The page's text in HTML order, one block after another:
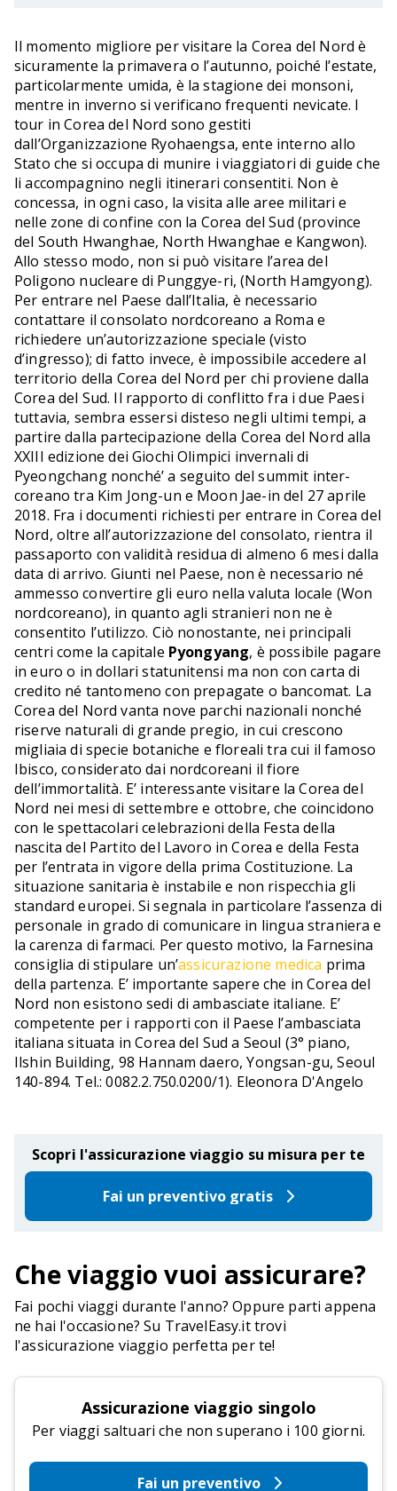
Il momento migliore per visitare la Corea del Nord è
sicuramente la primavera o l’autunno, poiché l’estate,
particolarmente umida, è la stagione dei monsoni,
mentre in inverno si verificano frequenti nevicate. I
tour in Corea del Nord sono gestiti
dall’Organizzazione Ryohaengsa, ente interno allo
Stato che si occupa di munire i viaggiatori di guide che
li accompagnino negli itinerari consentiti. Non è
concessa, in ogni caso, la visita alle aree militari e
nelle zone di confine con la Corea del Sud (province
del South Hwanghae, North Hwanghae e Kangwon).
Allo stesso modo, non si può visitare l’area del
Poligono nucleare di Punggye-ri, (North Hamgyong).
Per entrare nel Paese dall’Italia, è necessario
contattare il consolato nordcoreano a Roma e
richiedere un’autorizzazione speciale (visto
d’ingresso); di fatto invece, è impossibile accedere al
territorio della Corea del Nord per chi proviene dalla
Corea del Sud. Il rapporto di conflitto fra i due Paesi
tuttavia, sembra essersi disteso negli ultimi tempi, a
partire dalla partecipazione della Corea del Nord alla
XXIII edizione dei Giochi Olimpici invernali di
Pyeongchang nonché’ a seguito del summit inter-
coreano tra Kim Jong-un e Moon Jae-in del 27 aprile
2018. Fra i documenti richiesti per entrare in Corea del
Nord, oltre all’autorizzazione del consolato, rientra il
passaporto con validità residua di almeno 6 mesi dalla
data di arrivo. Giunti nel Paese, non è necessario né
ammesso convertire gli euro nella valuta locale (Won
nordcoreano), in quanto agli stranieri non ne è
consentito l’utilizzo. Ciò nonostante, nei principali
centri come la capitale Pyongyang, è possibile pagare
in euro o in dollari statunitensi ma non con carta di
credito né tantomeno con prepagate o bancomat. La
Corea del Nord vanta nove parchi nazionali nonché
riserve naturali di grande pregio, in cui crescono
migliaia di specie botaniche e floreali tra cui il famoso
Ibisco, considerato dai nordcoreani il fiore
dell’immortalità. E’ interessante visitare la Corea del
Nord nei mesi di settembre e ottobre, che coincidono
con le spettacolari celebrazioni della Festa della
nascita del Partito del Lavoro in Corea e della Festa
per l’entrata in vigore della prima Costituzione. La
situazione sanitaria è instabile e non rispecchia gli
standard europei. Si segnala in particolare l’assenza di
personale in grado di comunicare in lingua straniera e
la carenza di farmaci. Per questo motivo, la Farnesina
consiglia di stipulare un’assicurazione medica prima
della partenza. E’ importante sapere che in Corea del
Nord non esistono sedi di ambasciate italiane. E’
competente per i rapporti con il Paese l’ambasciata
italiana situata in Corea del Sud a Seoul (3° piano,
Ilshin Building, 98 Hannam daero, Yongsan-gu, Seoul
140-894. Tel.: 0082.2.750.0200/1). Eleonora D'Angelo
Scopri l'assicurazione viaggio su misura per te
Fai un preventivo gratis
Che viaggio vuoi assicurare?
Fai pochi viaggi durante l'anno? Oppure parti appena
ne hai l'occasione? Su TravelEasy.it trovi
l'assicurazione viaggio perfetta per te!
Assicurazione viaggio singolo
Per viaggi saltuari che non superano i 100 giorni.
Fai un preventivo